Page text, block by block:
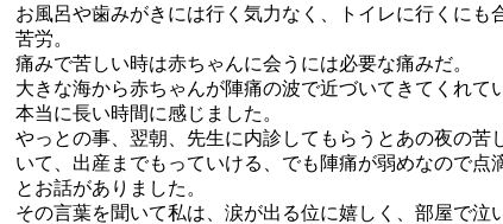
お風呂や歯みがきには行く気力なく、トイレに行くにも
苦労。
痛みで苦しい時は赤ちゃんに会うには必要な痛みだ。
大きな海から赤ちゃんが陣痛の波で近づいてきてくれて
本当に長い時間に感じました。
やっとの事、翌朝、先生に内診してもらうとあの夜の苦
いて、出産までもっていける、でも陣痛が弱めなので点
とお話がありました。
その言葉を聞いて私は、涙が出る位に嬉しく、部屋で泣